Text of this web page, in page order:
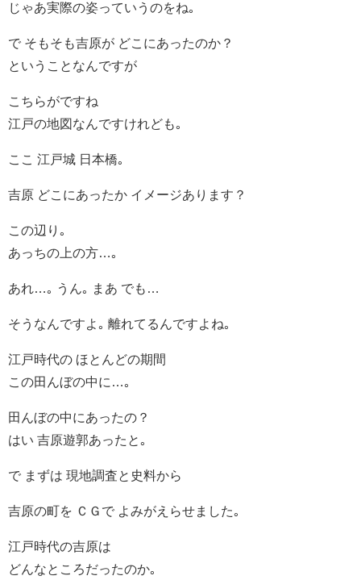
じゃあ実際の姿っていうのをね｡
で そもそも吉原が どこにあったのか？
ということなんですが
こちらがですね
江戸の地図なんですけれども｡
ここ 江戸城 日本橋｡
吉原 どこにあったか イメージあります？
この辺り｡
あっちの上の方…｡
あれ…｡ うん｡ まあ でも…
そうなんですよ｡ 離れてるんですよね｡
江戸時代の ほとんどの期間
この田んぼの中に…｡
田んぼの中にあったの？
はい 吉原遊郭あったと｡
で まずは 現地調査と史料から
吉原の町を ＣＧで よみがえらせました｡
江戸時代の吉原は
どんなところだったのか｡